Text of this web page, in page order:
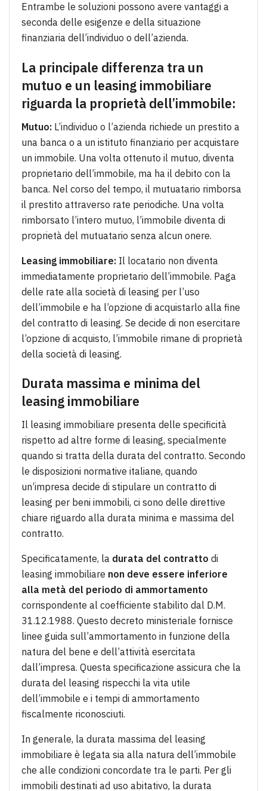
Entrambe le soluzioni possono avere vantaggi a
seconda delle esigenze e della situazione
finanziaria dell’individuo o dell’azienda.
La principale differenza tra un
mutuo e un leasing immobiliare
riguarda la proprietà dell’immobile:
Mutuo: L’individuo o l’azienda richiede un prestito a
una banca o a un istituto finanziario per acquistare
un immobile. Una volta ottenuto il mutuo, diventa
proprietario dell’immobile, ma ha il debito con la
banca. Nel corso del tempo, il mutuatario rimborsa
il prestito attraverso rate periodiche. Una volta
rimborsato l’intero mutuo, l’immobile diventa di
proprietà del mutuatario senza alcun onere.
Leasing immobiliare: Il locatario non diventa
immediatamente proprietario dell’immobile. Paga
delle rate alla società di leasing per l’uso
dell’immobile e ha l’opzione di acquistarlo alla fine
del contratto di leasing. Se decide di non esercitare
l’opzione di acquisto, l’immobile rimane di proprietà
della società di leasing.
Durata massima e minima del
leasing immobiliare
Il leasing immobiliare presenta delle specificità
rispetto ad altre forme di leasing, specialmente
quando si tratta della durata del contratto. Secondo
le disposizioni normative italiane, quando
un’impresa decide di stipulare un contratto di
leasing per beni immobili, ci sono delle direttive
chiare riguardo alla durata minima e massima del
contratto.
Specificatamente, la durata del contratto di
leasing immobiliare non deve essere inferiore
alla metà del periodo di ammortamento
corrispondente al coefficiente stabilito dal D.M.
31.12.1988. Questo decreto ministeriale fornisce
linee guida sull’ammortamento in funzione della
natura del bene e dell’attività esercitata
dall’impresa. Questa specificazione assicura che la
durata del leasing rispecchi la vita utile
dell’immobile e i tempi di ammortamento
fiscalmente riconosciuti.
In generale, la durata massima del leasing
immobiliare è legata sia alla natura dell’immobile
che alle condizioni concordate tra le parti. Per gli
immobili destinati ad uso abitativo, la durata